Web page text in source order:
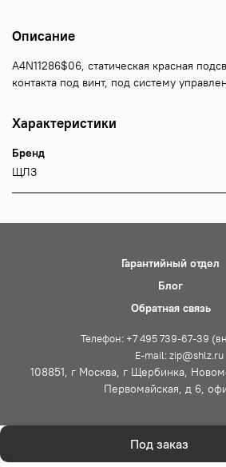
Под заказ
Описание
A4N11286$06, статическая красная
контакта под винт, под систему
Характеристики
Бренд
ЩЛЗ
Гарантийный отдел
Блог
Обратная связь
Телефон: +7 495 739-67-39
E-mail: zip@shlz.ru
108851, г Москва, г Щербинка,
Первомайская, д 6,